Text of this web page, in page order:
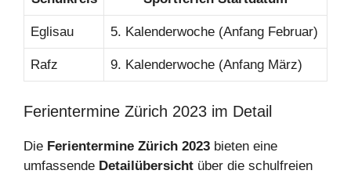
Eglisau 5. Kalenderwoche (Anfang Februar)
Rafz 9. Kalenderwoche (Anfang März)
Ferientermine Zürich 2023 im Detail
Die Ferientermine Zürich 2023 bieten eine
umfassende Detailübersicht über die schulfreien